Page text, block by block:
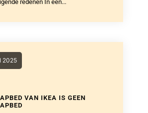
kiezen voor een opklapbed? 7